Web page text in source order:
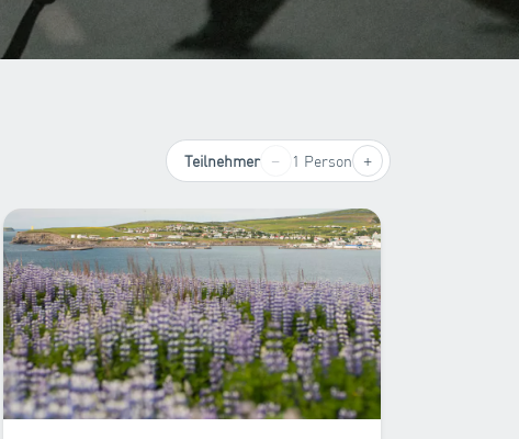
Teilnehmer − 1 Person +